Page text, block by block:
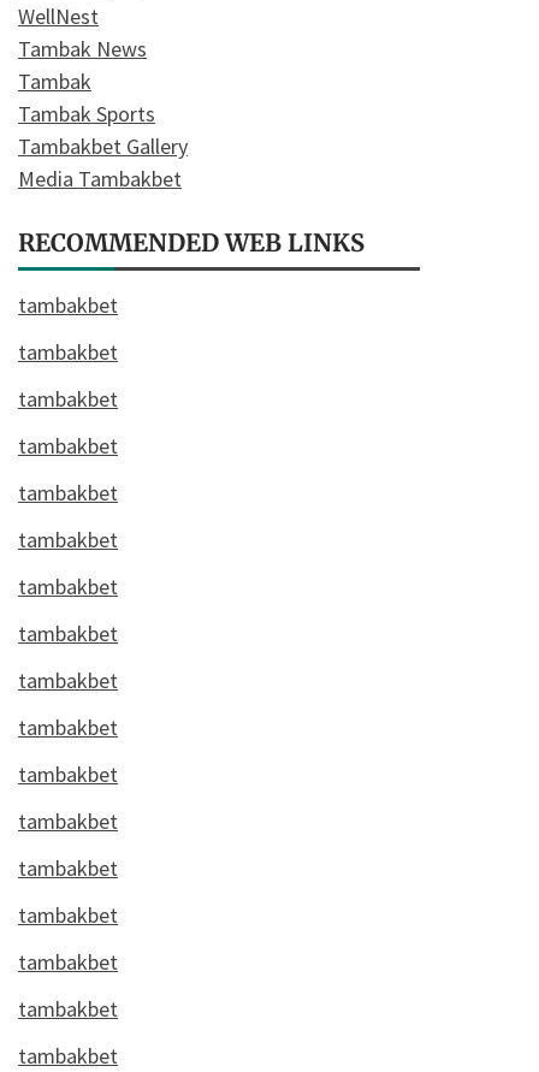
WellNest
Tambak News
Tambak
Tambak Sports
Tambakbet Gallery
Media Tambakbet
RECOMMENDED WEB LINKS
tambakbet
tambakbet
tambakbet
tambakbet
tambakbet
tambakbet
tambakbet
tambakbet
tambakbet
tambakbet
tambakbet
tambakbet
tambakbet
tambakbet
tambakbet
tambakbet
tambakbet